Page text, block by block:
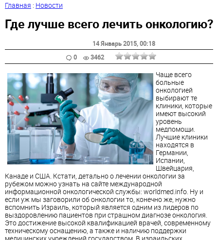
Главная : Новости
Где лучше всего лечить онкологию?
14 Январь 2015, 00:18
0
3462
Чаще всего
больные
онкологией
выбирают те
клиники, которые
имеют высокий
уровень
медпомощи.
Лучшие клиники
находятся в
Германии,
Испании,
Швейцария,
Канаде и США. Кстати, детально о лечении онкологии за
рубежом можно узнать на сайте международной
информационной онкологической службы: worldmed.info. Ну и
если уж мы заговорили об онкологии то, конечно же, нужно
вспомнить Израиль, который является одним из лидеров по
выздоровлению пациентов при страшном диагнозе онкология.
Это достижение высокой квалификацией врачей, современному
техническому оснащению, а также и наличию поддержки
медицинских учреждений государством. В израильских